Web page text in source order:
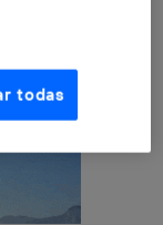
Utiq para
o análisis
a
de las
tu
como
todas